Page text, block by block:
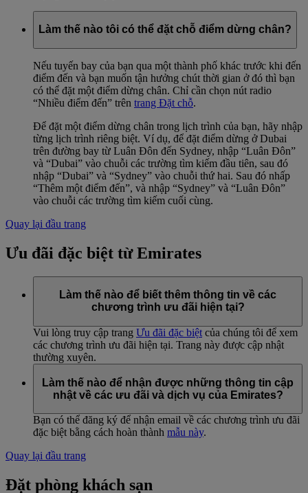
Làm thế nào tôi có thể đặt chỗ điểm dừng chân?
Nếu tuyến bay của bạn qua một thành phố khác trước khi đến
điểm đến và bạn muốn tận hưởng chút thời gian ở đó thì bạn
có thể đặt một điểm dừng chân. Chỉ cần chọn nút radio
“Nhiều điểm đến” trên trang Đặt chỗ.
Để đặt một điểm dừng chân trong lịch trình của bạn, hãy nhập
từng lịch trình riêng biệt. Ví dụ, để đặt điểm dừng ở Dubai
trên đường bay từ Luân Đôn đến Sydney, nhập “Luân Đôn”
và “Dubai” vào chuỗi các trường tìm kiếm đầu tiên, sau đó
nhập “Dubai” và “Sydney” vào chuỗi thứ hai. Sau đó nhấp
“Thêm một điểm đến”, và nhập “Sydney” và “Luân Đôn”
vào chuỗi các trường tìm kiếm cuối cùng.
Quay lại đầu trang
Ưu đãi đặc biệt từ Emirates
Làm thế nào để biết thêm thông tin về các
chương trình ưu đãi hiện tại?
Vui lòng truy cập trang Ưu đãi đặc biệt của chúng tôi để xem
các chương trình ưu đãi hiện tại. Trang này được cập nhật
thường xuyên.
Làm thế nào để nhận được những thông tin cập
nhật về các ưu đãi và dịch vụ của Emirates?
Bạn có thể đăng ký để nhận email về các chương trình ưu đãi
đặc biệt bằng cách hoàn thành mẫu này.
Quay lại đầu trang
Đặt phòng khách sạn